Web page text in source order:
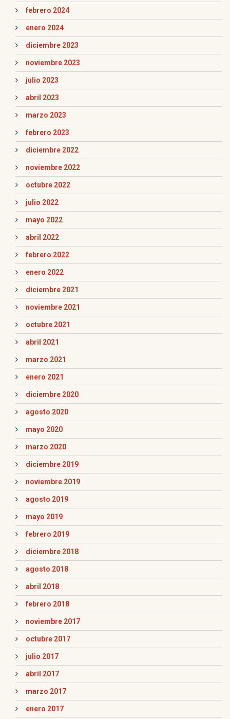
febrero 2024
enero 2024
diciembre 2023
noviembre 2023
julio 2023
abril 2023
marzo 2023
febrero 2023
diciembre 2022
noviembre 2022
octubre 2022
julio 2022
mayo 2022
abril 2022
febrero 2022
enero 2022
diciembre 2021
noviembre 2021
octubre 2021
abril 2021
marzo 2021
enero 2021
diciembre 2020
agosto 2020
mayo 2020
marzo 2020
diciembre 2019
noviembre 2019
agosto 2019
mayo 2019
febrero 2019
diciembre 2018
agosto 2018
abril 2018
febrero 2018
noviembre 2017
octubre 2017
julio 2017
abril 2017
marzo 2017
enero 2017